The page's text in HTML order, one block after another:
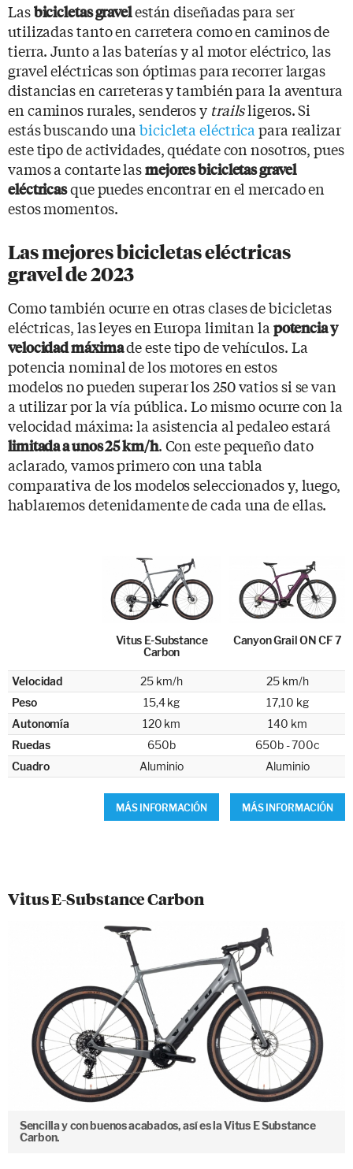
Lasbicicletas gravelestán diseñadas para ser
utilizadas tanto en carretera como en caminos de
tierra. Junto a las baterías y al motor eléctrico, las
gravel eléctricas son óptimas para recorrer largas
distancias en carreteras y también para la aventura
en caminos rurales, senderos y trailsligeros. Si
estás buscando unabicicleta eléctrica para realizar
este tipo de actividades, quédate con nosotros, pues
vamos a contarte lasmejores bicicletas gravel
eléctricasque puedes encontrar en el mercado en
estos momentos.
Las mejores bicicletas eléctricas
gravel de 2023
Como también ocurre en otras clases de bicicletas
eléctricas, las leyes en Europa limitan la potencia y
velocidad máximade este tipo de vehículos. La
potencia nominal de los motores en estos
modelos no pueden superar los 250 vatios si se van
a utilizar por la vía pública. Lo mismo ocurre con la
velocidad máxima: la asistencia al pedaleo estará
limitada a unos 25 km/h. Con este pequeño dato
aclarado, vamos primero con una tabla
comparativa de los modelos seleccionados y, luego,
hablaremos detenidamente de cada una de ellas.
Vitus E-Substance
Carbon
Canyon Grail ON CF 7
Velocidad 25 km/h
25 km/h
Peso
15,4 kg
17,10 kg
Autonomía
120 km
140 km
Ruedas
650b
650b - 700c
Cuadro
Aluminio Aluminio
MÁS INFORMACIÓN MÁS INFORMACIÓN
Vitus E-Substance Carbon
Sencilla y con buenos acabados, así es la Vitus E Substance
Carbon.